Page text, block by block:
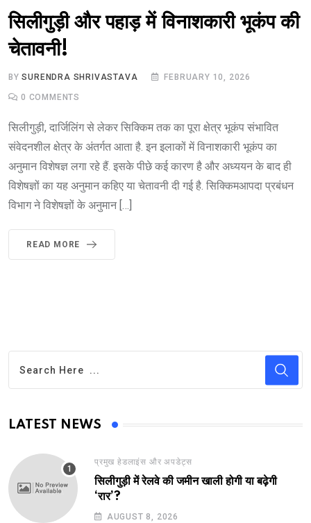
सिलीगुड़ी और पहाड़ में विनाशकारी भूकंप की
चेतावनी!
BYSURENDRA SHRIVASTAVA FEBRUARY 10, 2026
0 COMMENTS
सिलीगुड़ी, दार्जिलिंग से लेकर सिक्किम तक का पूरा क्षेत्र भूकंप संभावित
संवेदनशील क्षेत्र के अंतर्गत आता है. इन इलाकों में विनाशकारी भूकंप का
अनुमान विशेषज्ञ लगा रहे हैं. इसके पीछे कई कारण है और अध्ययन के बाद ही
विशेषज्ञों का यह अनुमान कहिए या चेतावनी दी गई है. सिक्किमआपदा प्रबंधन
विभाग ने विशेषज्ञों के अनुमान […]
READ MORE
LATEST NEWS
प्रमुख हेडलाइंस और अपडेट्स
सिलीगुड़ी में रेलवे की जमीन खाली होगी या बढ़ेगी
‘रार’?
AUGUST 8, 2026